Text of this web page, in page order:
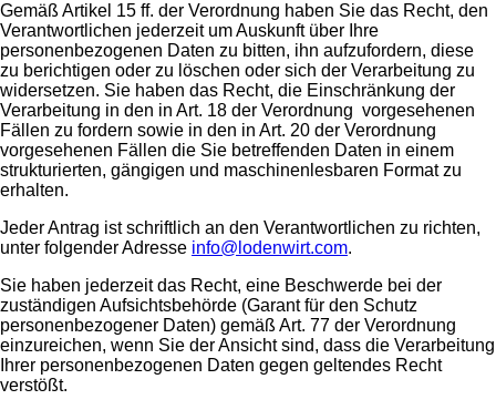
Gemäß Artikel 15 ff. der Verordnung haben Sie das Recht, den
Verantwortlichen jederzeit um Auskunft über Ihre
personenbezogenen Daten zu bitten, ihn aufzufordern, diese
zu berichtigen oder zu löschen oder sich der Verarbeitung zu
widersetzen. Sie haben das Recht, die Einschränkung der
Verarbeitung in den in Art. 18 der Verordnung vorgesehenen
Fällen zu fordern sowie in den in Art. 20 der Verordnung
vorgesehenen Fällen die Sie betreffenden Daten in einem
strukturierten, gängigen und maschinenlesbaren Format zu
erhalten.
Jeder Antrag ist schriftlich an den Verantwortlichen zu richten,
unter folgender Adresse info@lodenwirt.com.
Sie haben jederzeit das Recht, eine Beschwerde bei der
zuständigen Aufsichtsbehörde (Garant für den Schutz
personenbezogener Daten) gemäß Art. 77 der Verordnung
einzureichen, wenn Sie der Ansicht sind, dass die Verarbeitung
Ihrer personenbezogenen Daten gegen geltendes Recht
verstößt.